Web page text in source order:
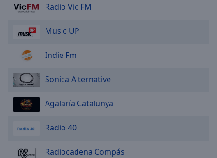
window.
Radio Vic FM
Music UP
Indie Fm
Sonica Alternative
Agalaría Catalunya
Radio 40
Radiocadena Compás